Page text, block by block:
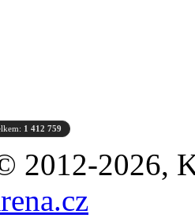
1 412 759
2012-2026,